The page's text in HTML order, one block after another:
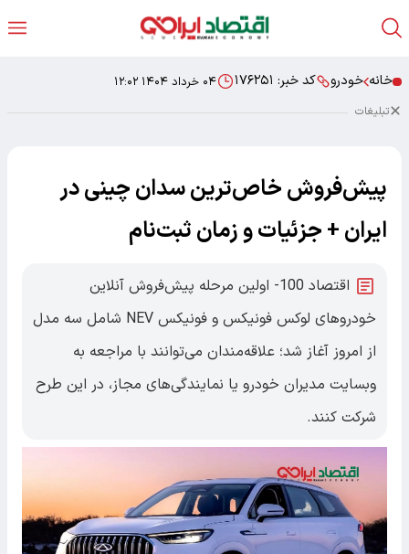
خانه خودرو کد خبر: ۱۷۶۲۵۱ ۰۴ خرداد ۱۴۰۴ ۱۲:۰۲
تبلیغات
پیش‌فروش خاص‌ترین سدان چینی در
ایران + جزئیات و زمان ثبت‌نام
اقتصاد 100- اولین مرحله پیش‌فروش آنلاین
خودروهای لوکس فونیکس و فونیکس NEV شامل سه مدل
از امروز آغاز شد؛ علاقه‌مندان می‌توانند با مراجعه به
وبسایت مدیران خودرو یا نمایندگی‌های مجاز، در این طرح
شرکت کنند.